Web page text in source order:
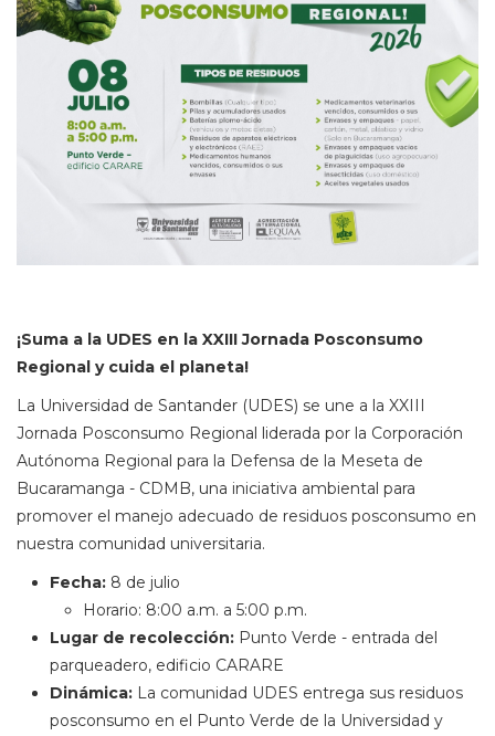
¡Suma a la UDES en la XXIII Jornada Posconsumo
Regional y cuida el planeta!
La Universidad de Santander (UDES) se une a la XXIII
Jornada Posconsumo Regional liderada por la Corporación
Autónoma Regional para la Defensa de la Meseta de
Bucaramanga - CDMB, una iniciativa ambiental para
promover el manejo adecuado de residuos posconsumo en
nuestra comunidad universitaria.
Fecha: 8 de julio
Horario: 8:00 a.m. a 5:00 p.m.
Lugar de recolección: Punto Verde - entrada del
parqueadero, edificio CARARE
Dinámica: La comunidad UDES entrega sus residuos
posconsumo en el Punto Verde de la Universidad y